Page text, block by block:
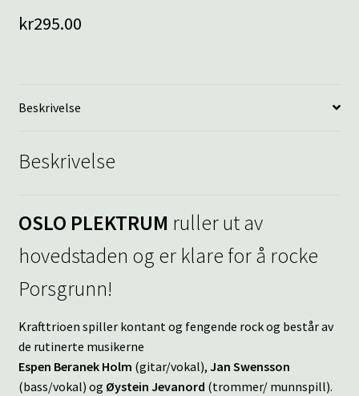
kr295.00
Beskrivelse
Beskrivelse
OSLO PLEKTRUM ruller ut av
hovedstaden og er klare for å rocke
Porsgrunn!
Krafttrioen spiller kontant og fengende rock og består av
de rutinerte musikerne
Espen Beranek Holm (gitar/vokal), Jan Swensson
(bass/vokal) og Øystein Jevanord (trommer/ munnspill).